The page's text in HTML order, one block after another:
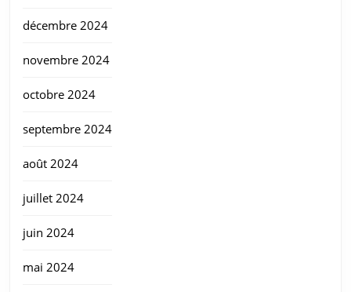
décembre 2024
novembre 2024
octobre 2024
septembre 2024
août 2024
juillet 2024
juin 2024
mai 2024